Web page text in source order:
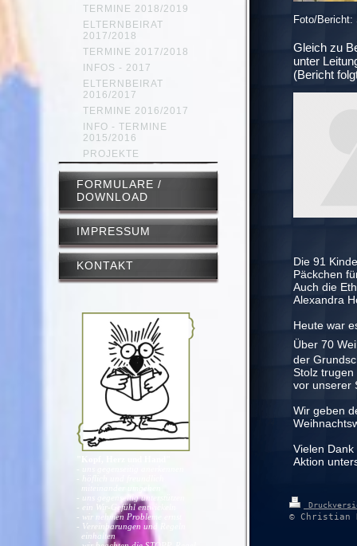
Foto/
Gleich zu
unter
(Bericht
Die 91
Päckchen
Auch die
Alexandra
Heute war
Über 70
der
Stolz
vor unserer
Wir geben
Vielen
Aktion
© Christian
TERMINE 2018/2019
ELTERNBEIRAT
2017/2018
TERMINE 2017/2018
INFOS - 2017
ELTERNBEIRAT
2016/2017
TERMINE 2016/2017
INFO - TERMINE
2015/2016
PROJEKTE
FORMULARE /
DOWNLOAD
IMPRESSUM
KONTAKT
miteinander umgehen
- uns gegenseitig unterstützen
- ein Wir-Gefühl entwickeln
- wir nehmen Probleme ernst
- Vereinbarungen und Regeln
einhalten